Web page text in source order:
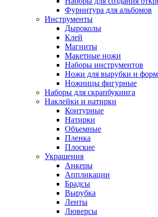
Фурнитура для альбомов
Инструменты
Дыроколы
Клей
Магниты
Макетные ножи
Наборы инструментов
Ножи для вырубки и
Ножницы фигурные
Наборы для скрапбукинга
Наклейки и натирки
Контурные
Натирки
Объемные
Пленка
Плоские
Украшения
Анкеры
Аппликации
Брадсы
Вырубка
Ленты
Люверсы